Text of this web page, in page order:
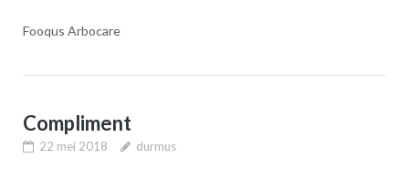
Fooqus Arbocare
Compliment
22 mei 2018 durmus